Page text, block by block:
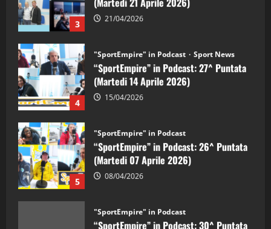
3 21/04/2026
4
“SportEmpire” in Podcast: 27^ Puntata
(Martedi 14 Aprile 2026)
15/04/2026
5
“SportEmpire” in Podcast: 26^ Puntata
(Martedi 07 Aprile 2026)
08/04/2026
“SportEmpire” in Podcast: 30^ Puntata